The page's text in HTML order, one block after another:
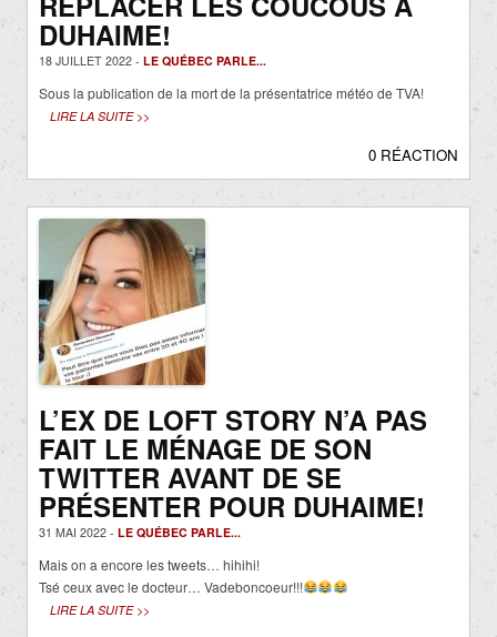
DUHAIME!
18 JUILLET 2022 - LE QUÉBEC PARLE...
Sous la publication de la mort de la présentatrice météo de TVA!
LIRE LA SUITE >>
0 RÉACTION
L’EX DE LOFT STORY N’A PAS
FAIT LE MÉNAGE DE SON
TWITTER AVANT DE SE
PRÉSENTER POUR DUHAIME!
31 MAI 2022 - LE QUÉBEC PARLE...
Mais on a encore les tweets… hihihi!
Tsé ceux avec le docteur… Vadeboncoeur!!!
LIRE LA SUITE >>